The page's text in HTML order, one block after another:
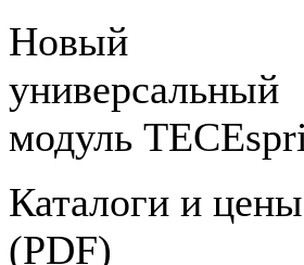
Новый
универсальный
модуль
Каталоги и цены
(PDF)